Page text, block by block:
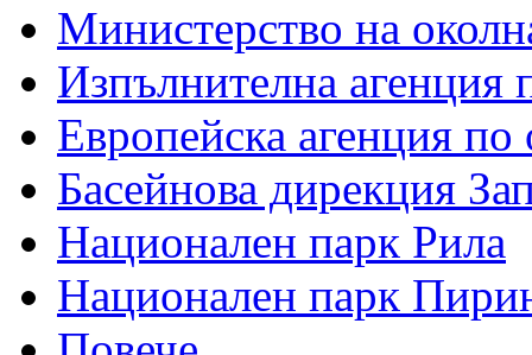
Министерство на
Изпълнителна агенция
Европейска агенция по
Басейнова дирекция
Национален парк Рила
Национален парк